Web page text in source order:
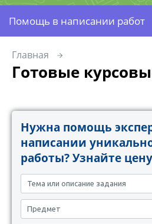
Помощь в написании работ
Главная
Готовые
Нужна помощь
написании
работы? Узнайте